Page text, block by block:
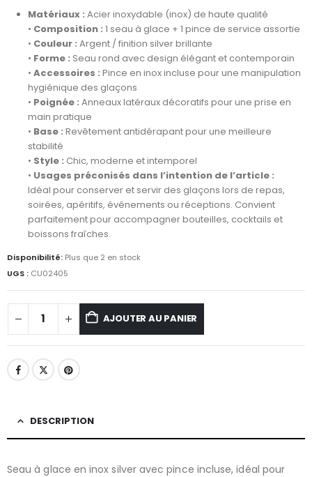
Matériaux : Acier inoxydable (inox) de haute qualité
• Composition : 1 seau à glace + 1 pince de service assortie
• Couleur : Argent / finition silver brillante
• Forme : Seau rond avec design élégant et contemporain
• Accessoires : Pince en inox incluse pour une manipulation
hygiénique des glaçons
• Poignée : Anneaux latéraux décoratifs pour une prise en
main pratique
• Base : Revêtement antidérapant pour une meilleure
stabilité
• Style : Chic, moderne et intemporel
• Usages préconisés dans l’intention de l’article :
Idéal pour conserver et servir des glaçons lors de repas,
soirées, apéritifs, événements ou réceptions. Convient
parfaitement pour accompagner bouteilles, cocktails et
boissons fraîches.
Disponibilité: Plus que 2 en stock
UGS : CU02405
AJOUTER AU PANIER
DESCRIPTION
Seau à glace en inox silver avec pince incluse, idéal pour